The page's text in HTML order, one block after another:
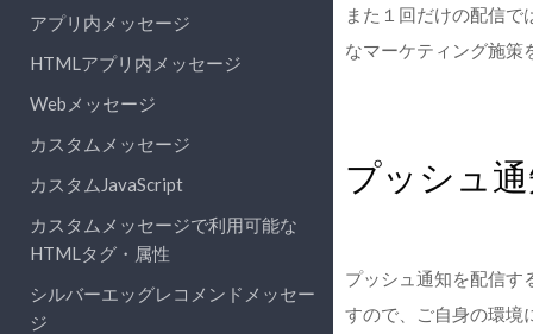
アプリ内メッセージ
HTMLアプリ内メッセージ
Webメッセージ
カスタムメッセージ
カスタムJavaScript
カスタムメッセージで利用可能な
HTMLタグ・属性
シルバーエッグレコメンドメッセー
ジ
また１回だけの配信
なマーケティング施策
プッシュ
プッシュ通知を配信す
すので、ご自身の環境